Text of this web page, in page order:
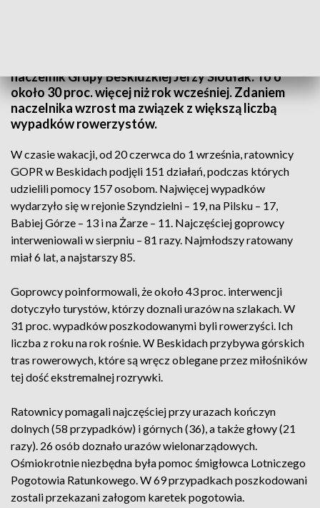
naczelnik Grupy Beskidzkiej Jerzy Siodłak. To o
około 30 proc. więcej niż rok wcześniej. Zdaniem
naczelnika wzrost ma związek z większą liczbą
wypadków rowerzystów.
W czasie wakacji, od 20 czerwca do 1 września, ratownicy
GOPR w Beskidach podjęli 151 działań, podczas których
udzielili pomocy 157 osobom. Najwięcej wypadków
wydarzyło się w rejonie Szyndzielni – 19, na Pilsku – 17,
Babiej Górze – 13 i na Żarze – 11. Najczęściej goprowcy
interweniowali w sierpniu – 81 razy. Najmłodszy ratowany
miał 6 lat, a najstarszy 85.
Goprowcy poinformowali, że około 43 proc. interwencji
dotyczyło turystów, którzy doznali urazów na szlakach. W
31 proc. wypadków poszkodowanymi byli rowerzyści. Ich
liczba z roku na rok rośnie. W Beskidach przybywa górskich
tras rowerowych, które są wręcz oblegane przez miłośników
tej dość ekstremalnej rozrywki.
Ratownicy pomagali najczęściej przy urazach kończyn
dolnych (58 przypadków) i górnych (36), a także głowy (21
razy). 26 osób doznało urazów wielonarządowych.
Ośmiokrotnie niezbędna była pomoc śmigłowca Lotniczego
Pogotowia Ratunkowego. W 69 przypadkach poszkodowani
zostali przekazani załogom karetek pogotowia.